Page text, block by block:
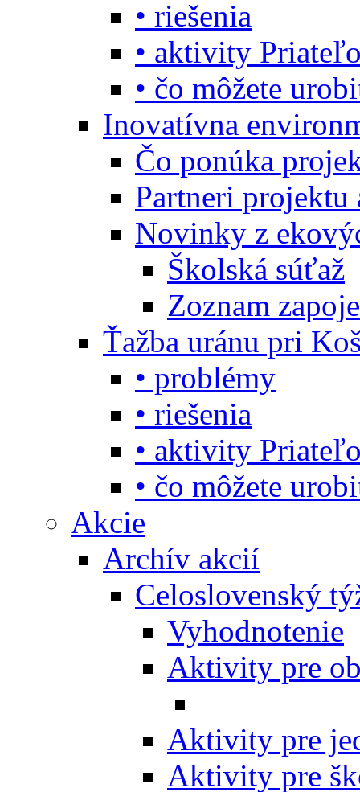
• riešenia
• aktivity
• čo môžete
Inovatívna
Čo ponúka
Partneri projektu
Novinky z
Školská súťaž
Zoznam
Ťažba uránu pri
• problémy
• riešenia
• aktivity
• čo môžete
Akcie
Archív akcií
Celoslovenský
Vyhodnotenie
Aktivity pre
Aktivity pre
Aktivity pre